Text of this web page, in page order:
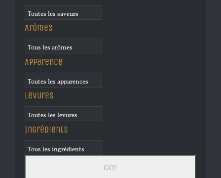
Arômes
Apparence
Levures
Ingrédients